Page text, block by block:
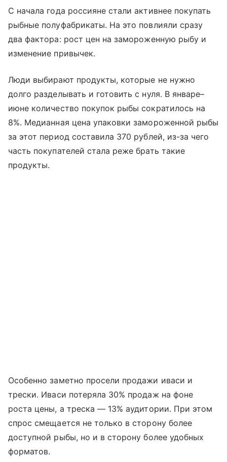
С начала года россияне стали активнее покупать
рыбные полуфабрикаты. На это повлияли сразу
два фактора: рост цен на замороженную рыбу и
изменение привычек.
Люди выбирают продукты, которые не нужно
долго разделывать и готовить с нуля. В январе–
июне количество покупок рыбы сократилось на
8%. Медианная цена упаковки замороженной рыбы
за этот период составила 370 рублей, из-за чего
часть покупателей стала реже брать такие
продукты.
Особенно заметно просели продажи иваси и
трески. Иваси потеряла 30% продаж на фоне
роста цены, а треска — 13% аудитории. При этом
спрос смещается не только в сторону более
доступной рыбы, но и в сторону более удобных
форматов.